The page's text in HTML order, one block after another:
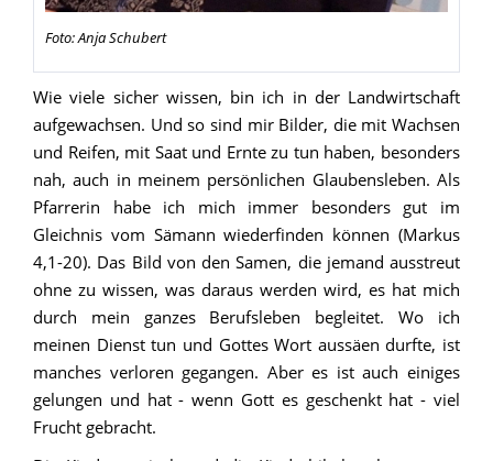
Foto: Anja Schubert
Wie viele sicher wissen, bin ich in der Landwirtschaft
aufgewachsen. Und so sind mir Bilder, die mit Wachsen
und Reifen, mit Saat und Ernte zu tun haben, besonders
nah, auch in meinem persönlichen Glaubensleben. Als
Pfarrerin habe ich mich immer besonders gut im
Gleichnis vom Sämann wiederfinden können (Markus
4,1-20). Das Bild von den Samen, die jemand ausstreut
ohne zu wissen, was daraus werden wird, es hat mich
durch mein ganzes Berufsleben begleitet. Wo ich
meinen Dienst tun und Gottes Wort aussäen durfte, ist
manches verloren gegangen. Aber es ist auch einiges
gelungen und hat - wenn Gott es geschenkt hat - viel
Frucht gebracht.